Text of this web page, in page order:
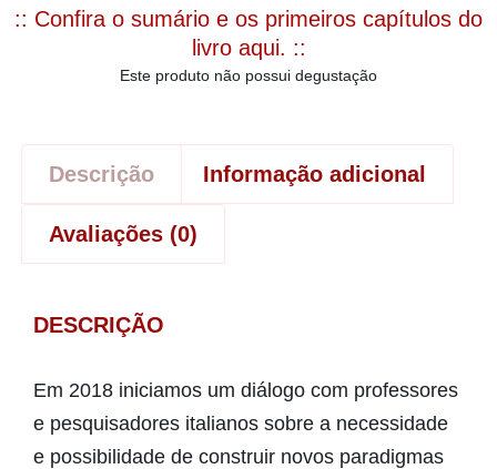
:: Confira o sumário e os primeiros capítulos do
livro aqui. ::
Este produto não possui degustação
Descrição Informação adicional
Avaliações (0)
DESCRIÇÃO
Em 2018 iniciamos um diálogo com professores
e pesquisadores italianos sobre a necessidade
e possibilidade de construir novos paradigmas